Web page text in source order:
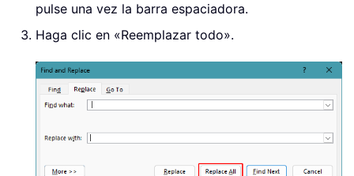
pulse una vez la barra espaciadora.
Haga clic en «Reemplazar todo».